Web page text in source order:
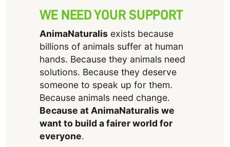
WE NEED YOUR SUPPORT
AnimaNaturalisexists because
billions of animals suffer at human
hands. Because they animals need
solutions. Because they deserve
someone to speak up for them.
Because animals need change.
Because at AnimaNaturalis we
want to build a fairer world for
everyone.